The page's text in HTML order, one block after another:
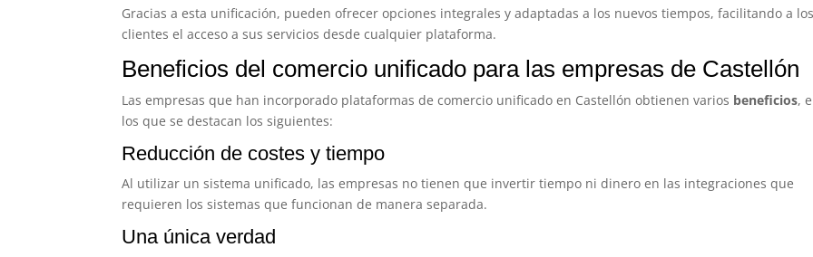
Gracias a esta unificación, pueden ofrecer opciones integrales y adaptadas a los nuevos tiempos, facilitando a los
clientes el acceso a sus servicios desde cualquier plataforma.
Beneficios del comercio unificado para las empresas de Castellón
Las empresas que han incorporado plataformas de comercio unificado en Castellón obtienen varios beneficios,
los que se destacan los siguientes:
Reducción de costes y tiempo
Al utilizar un sistema unificado, las empresas no tienen que invertir tiempo ni dinero en las integraciones que
requieren los sistemas que funcionan de manera separada.
Una única verdad